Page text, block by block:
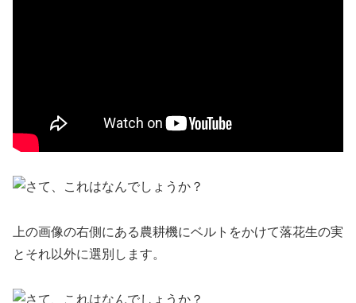
上の画像の右側にある農耕機にベルトをかけて落花生の実
とそれ以外に選別します。